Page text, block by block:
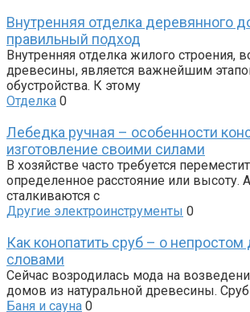
Внутренняя отделка деревянного
правильный подход
Внутренняя отделка жилого строения,
древесины, является важнейшим
обустройства. К этому
Отделка 0
Лебедка ручная – особенности
изготовление своими силами
В хозяйстве часто требуется
определенное расстояние или высоту.
сталкиваются с
Другие электроинструменты 0
Как конопатить сруб – о
словами
Сейчас возродилась мода на
домов из натуральной древесины.
Баня и сауна 0